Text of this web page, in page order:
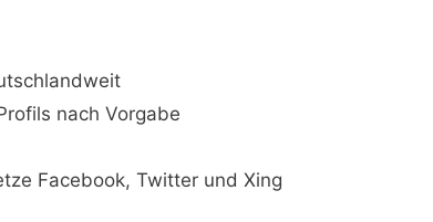
nach Vorgabe
Facebook, Twitter und Xing